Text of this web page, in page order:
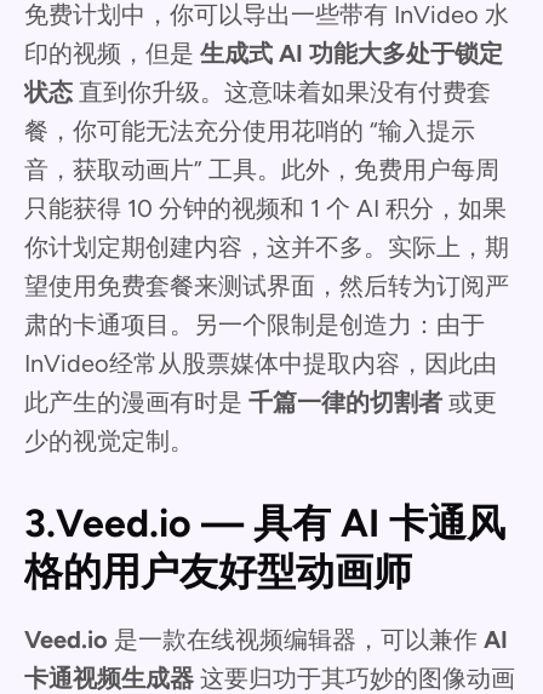
免费计划中，你可以导出一些带有 InVideo 水
印的视频，但是 生成式 AI 功能大多处于锁定
状态 直到你升级。这意味着如果没有付费套
餐，你可能无法充分使用花哨的 “输入提示
音，获取动画片” 工具。此外，免费用户每周
只能获得 10 分钟的视频和 1 个 AI 积分，如果
你计划定期创建内容，这并不多。实际上，期
望使用免费套餐来测试界面，然后转为订阅严
肃的卡通项目。另一个限制是创造力：由于
InVideo经常从股票媒体中提取内容，因此由
此产生的漫画有时是 千篇一律的切割者 或更
少的视觉定制。
3.Veed.io — 具有 AI 卡通风
格的用户友好型动画师
Veed.io 是一款在线视频编辑器，可以兼作 AI
卡通视频生成器 这要归功于其巧妙的图像动画